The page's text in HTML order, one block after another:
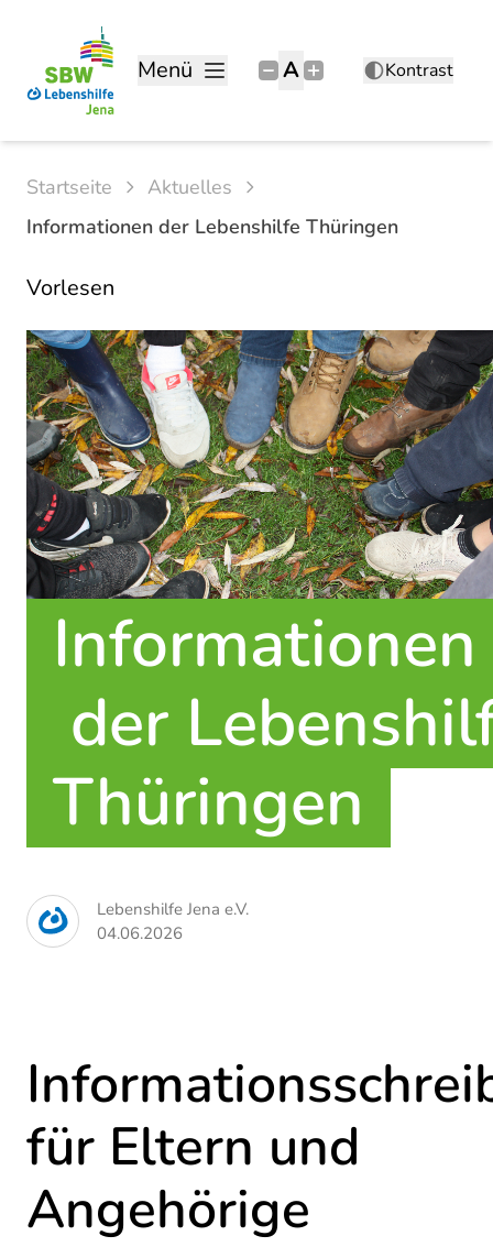
Menü A Kontrast
Startseite
Aktuelles
Informationen der Lebenshilfe Thüringen
Vorlesen
Informationen
Thüringen
Lebenshilfe Jena e.V.
04.06.2026
für Eltern und
Angehörige